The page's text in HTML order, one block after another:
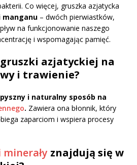
Co więcej, gruszka azjatycka
manganu – dwóch pierwiastków,
na funkcjonowanie naszego
i wspomagając pamięć.
gruszki azjatyckiej na
i trawienie?
i naturalny sposób na
. Zawiera ona błonnik, który
zaparciom i wspiera procesy
znajdują się w